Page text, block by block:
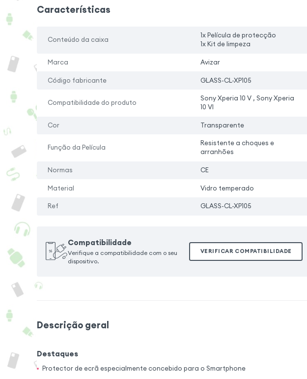
Características
Conteúdo da caixa
1x Película de protecção
1x Kit de limpeza
Marca Avizar
Código fabricante GLASS-CL-XP105
Compatibilidade do produto
Sony Xperia 10 V , Sony Xperia
10 VI
Cor Transparente
Função da Película
Resistente a choques e
arranhões
Normas CE
Material Vidro temperado
Ref GLASS-CL-XP105
Compatibilidade
Verifique a compatibilidade com o seu
dispositivo.
VERIFICAR COMPATIBILIDADE
Descrição geral
Destaques
Protector de ecrã especialmente concebido para o Smartphone